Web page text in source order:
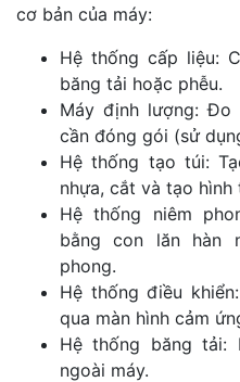
cơ bản của máy:
Hệ thống cấp liệu:
băng tải hoặc phễu.
Máy định lượng:
cần đóng gói (sử
Hệ thống tạo túi:
nhựa, cắt và tạo hình
Hệ thống niêm
bằng con lăn hàn
phong.
Hệ thống điều
qua màn hình cảm
Hệ thống băng tải:
ngoài máy.